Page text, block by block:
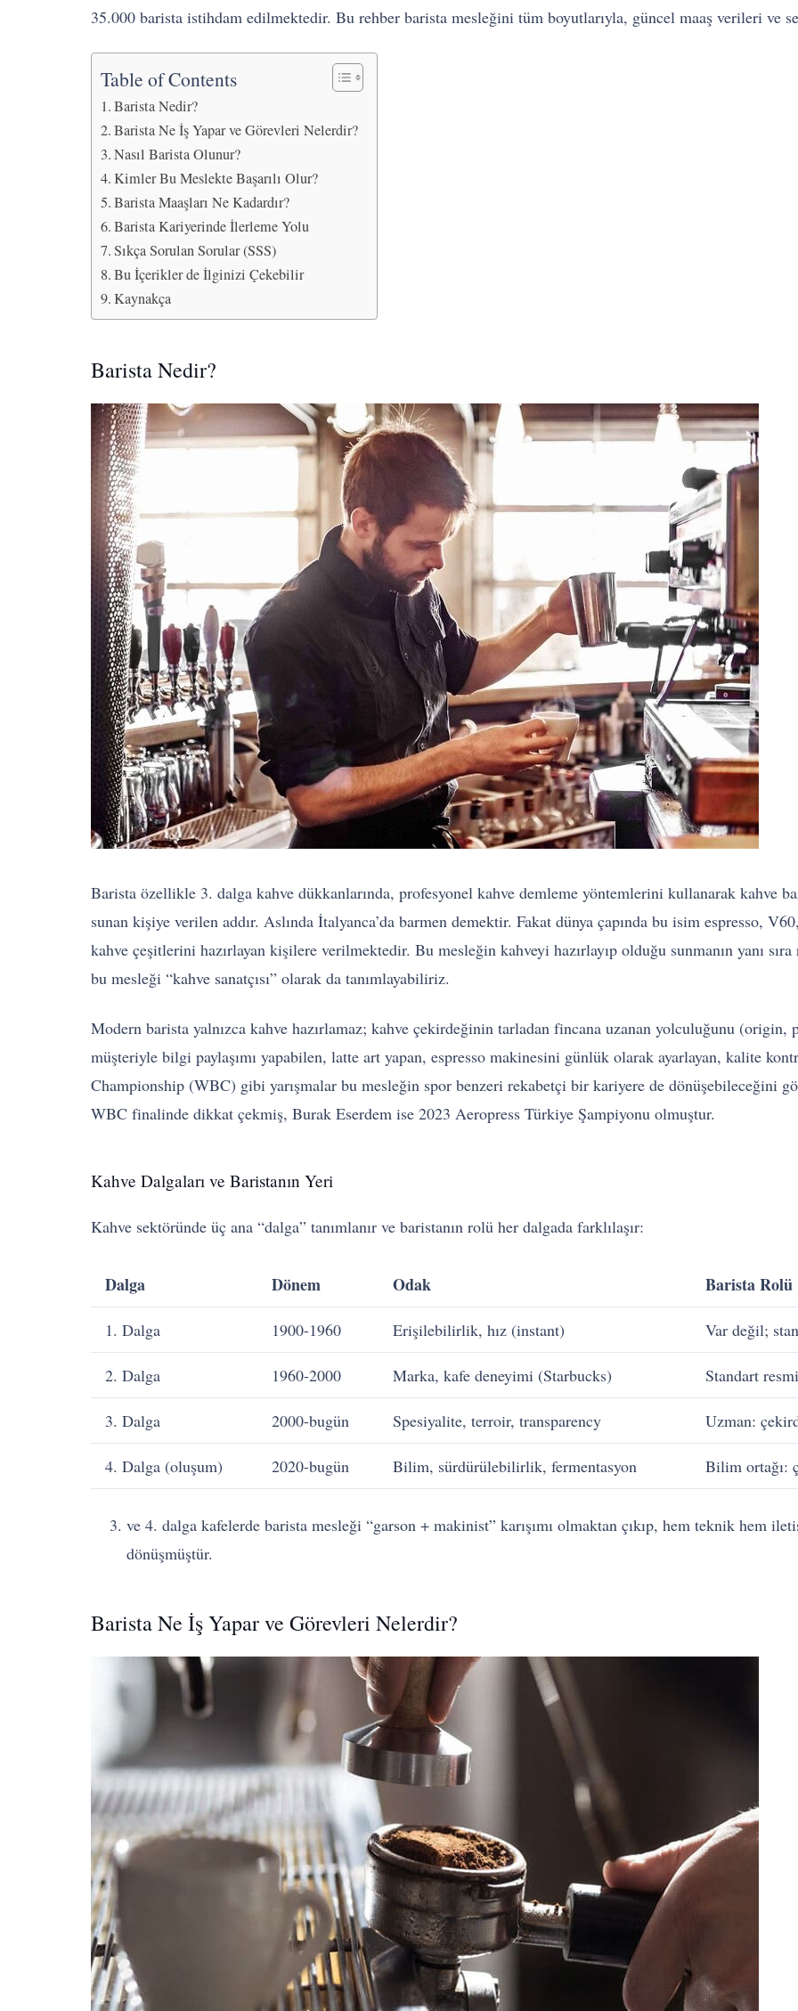
35.000 barista istihdam edilmektedir. Bu rehber barista mesleğini tüm boyutlarıyla, güncel maaş verileri ve
Table of Contents
Barista Nedir?
Barista Ne İş Yapar ve Görevleri Nelerdir?
Nasıl Barista Olunur?
Kimler Bu Meslekte Başarılı Olur?
Barista Maaşları Ne Kadardır?
Barista Kariyerinde İlerleme Yolu
Sıkça Sorulan Sorular (SSS)
Bu İçerikler de İlginizi Çekebilir
Kaynakça
Barista Nedir?
Barista özellikle 3. dalga kahve dükkanlarında, profesyonel kahve demleme yöntemlerini kullanarak kahve
sunan kişiye verilen addır. Aslında İtalyanca’da barmen demektir. Fakat dünya çapında bu isim espresso,
kahve çeşitlerini hazırlayan kişilere verilmektedir. Bu mesleğin kahveyi hazırlayıp olduğu sunmanın yanı
bu mesleği “kahve sanatçısı” olarak da tanımlayabiliriz.
Modern barista yalnızca kahve hazırlamaz; kahve çekirdeğinin tarladan fincana uzanan yolculuğunu (origin,
müşteriyle bilgi paylaşımı yapabilen, latte art yapan, espresso makinesini günlük olarak ayarlayan, kalite
Championship (WBC) gibi yarışmalar bu mesleğin spor benzeri rekabetçi bir kariyere de dönüşebileceğini
WBC finalinde dikkat çekmiş, Burak Eserdem ise 2023 Aeropress Türkiye Şampiyonu olmuştur.
Kahve Dalgaları ve Baristanın Yeri
Kahve sektöründe üç ana “dalga” tanımlanır ve baristanın rolü her dalgada farklılaşır:
Dalga Dönem Odak Barista Rolü
1. Dalga 1900-1960 Erişilebilirlik, hız (instant) Var değil;
2. Dalga 1960-2000 Marka, kafe deneyimi (Starbucks) Standart
3. Dalga 2000-bugün Spesiyalite, terroir, transparency Uzman:
4. Dalga (oluşum) 2020-bugün Bilim, sürdürülebilirlik, fermentasyon Bilim ortağı:
ve 4. dalga kafelerde barista mesleği “garson + makinist” karışımı olmaktan çıkıp, hem teknik hem
dönüşmüştür.
Barista Ne İş Yapar ve Görevleri Nelerdir?